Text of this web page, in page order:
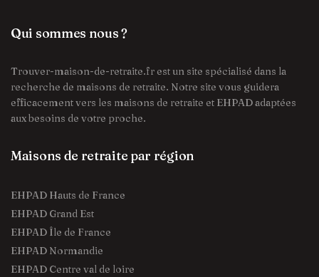
Qui sommes nous ?
Trouver-maison-de-retraite.fr est un site spécialisé dans la
recherche de maisons de retraite. Notre site vous guidera
efficacement vers les maisons de retraite et EHPAD adaptées
aux besoins de votre proche.
Maisons de retraite par région
EHPAD Hauts de France
EHPAD Grand Est
EHPAD Île de France
EHPAD Normandie
EHPAD Centre val de loire